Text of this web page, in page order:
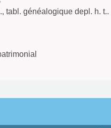
tabl. généalogique depl. h. t..